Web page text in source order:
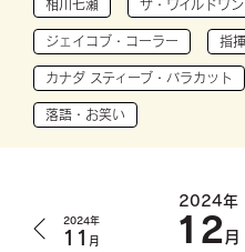
相川七瀬 ザ・ワイルドワ
ジェイコブ・コーラー 指
カナダ スティーブ・バラカット
落語・お笑い
2024年
11 月
2024年
12月